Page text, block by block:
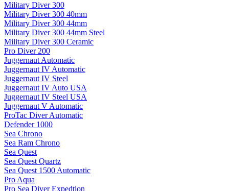
Military Diver 300
Military Diver 300 40mm
Military Diver 300 44mm
Military Diver 300 44mm Steel
Military Diver 300 Ceramic
Pro Diver 200
Juggernaut Automatic
Juggernaut IV Automatic
Juggernaut IV Steel
Juggernaut IV Auto USA
Juggernaut IV Steel USA
Juggernaut V Automatic
ProTac Diver Automatic
Defender 1000
Sea Chrono
Sea Ram Chrono
Sea Quest
Sea Quest Quartz
Sea Quest 1500 Automatic
Pro Aqua
Pro Sea Diver Expedtion